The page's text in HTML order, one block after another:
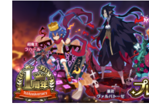
お知らせ
CONTACT